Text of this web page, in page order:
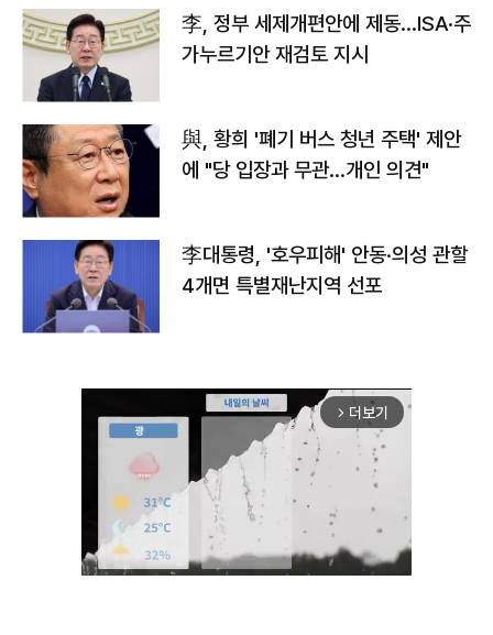
李, 정부 세제개편안에 제동…ISA·주
가누르기안 재검토 지시
與, 황희 '폐기 버스 청년 주택' 제안
에 "당 입장과 무관…개인 의견"
李대통령, '호우피해' 안동·의성 관할
4개면 특별재난지역 선포
arrow_forward_ios 더보기